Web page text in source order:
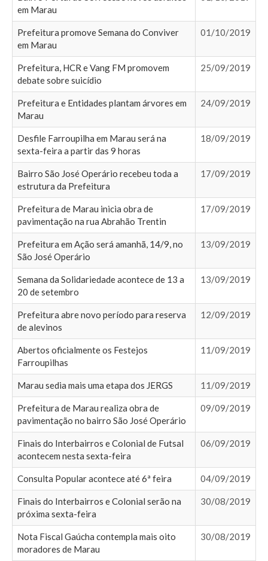
em Marau
Prefeitura promove Semana do Conviver
em Marau
01/10/2019
Prefeitura, HCR e Vang FM promovem
debate sobre suicídio
25/09/2019
Prefeitura e Entidades plantam árvores em
Marau
24/09/2019
Desfile Farroupilha em Marau será na
sexta-feira a partir das 9 horas
18/09/2019
Bairro São José Operário recebeu toda a
estrutura da Prefeitura
17/09/2019
Prefeitura de Marau inicia obra de
pavimentação na rua Abrahão Trentin
17/09/2019
Prefeitura em Ação será amanhã, 14/9, no
São José Operário
13/09/2019
Semana da Solidariedade acontece de 13 a
20 de setembro
13/09/2019
Prefeitura abre novo período para reserva
de alevinos
12/09/2019
Abertos oficialmente os Festejos
Farroupilhas
11/09/2019
Marau sedia mais uma etapa dos JERGS 11/09/2019
Prefeitura de Marau realiza obra de
pavimentação no bairro São José Operário
09/09/2019
Finais do Interbairros e Colonial de Futsal
acontecem nesta sexta-feira
06/09/2019
Consulta Popular acontece até 6ª feira 04/09/2019
Finais do Interbairros e Colonial serão na
próxima sexta-feira
30/08/2019
Nota Fiscal Gaúcha contempla mais oito
moradores de Marau
30/08/2019